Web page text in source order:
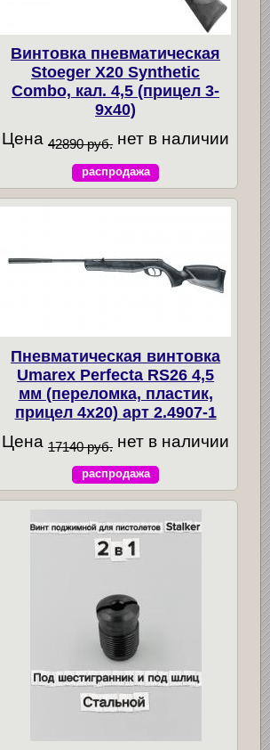
Винтовка пневматическая
Stoeger X20 Synthetic
Combo, кал. 4,5 (прицел 3-
9х40)
Цена 42890 руб. нет в наличии
распродажа
Пневматическая винтовка
Umarex Perfecta RS26 4,5
мм (переломка, пластик,
прицел 4x20) арт 2.4907-1
Цена 17140 руб. нет в наличии
распродажа